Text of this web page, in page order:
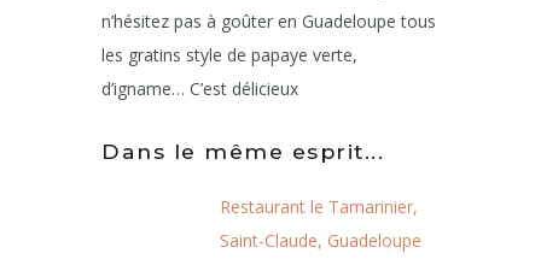
n’hésitez pas à goûter en Guadeloupe tous
les gratins style de papaye verte,
d’igname… C’est délicieux
Dans le même esprit...
Restaurant le Tamarinier,
Saint-Claude, Guadeloupe